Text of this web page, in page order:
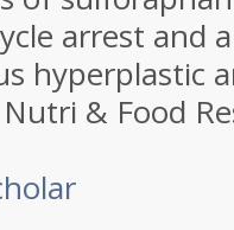
arrest and
hyperplastic
& Food